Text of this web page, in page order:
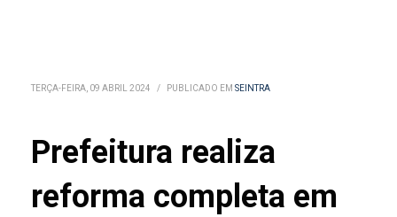
TERÇA-FEIRA, 09 ABRIL 2024 / PUBLICADO EM SEINTRA
Prefeitura realiza
reforma completa em